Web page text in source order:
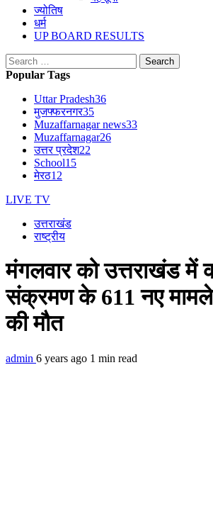
ज्योतिष
धर्म
UP BOARD RESULTS
Search
for:
Popular Tags
Uttar Pradesh36
मुजफ्फरनगर35
Muzaffarnagar news33
Muzaffarnagar26
उत्तर प्रदेश22
School15
मेरठ12
LIVE TV
उत्तराखंड
राष्ट्रीय
मंगलवार को उत्तराखंड में
संक्रमण के 611 नए मामले
की मौत
admin 6 years ago 1 min read